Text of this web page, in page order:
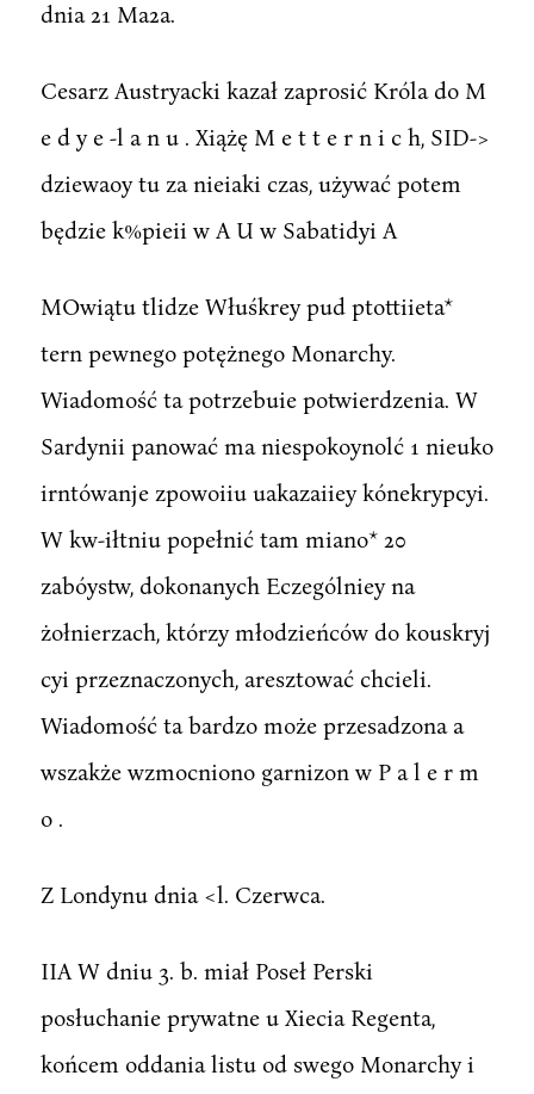
dnia 21 Ma2a.
Cesarz Austryacki kazał zaprosić Króla do M
e d y e -l a n u . Xiążę M e t t e r n i c h, SID->
dziewaoy tu za nieiaki czas, używać potem
będzie k%pieii w A U w Sabatidyi A
MOwiątu tlidze Włuśkrey pud ptottiieta*
tern pewnego potężnego Monarchy.
Wiadomość ta potrzebuie potwierdzenia. W
Sardynii panować ma niespokoynolć 1 nieuko
irntówanje zpowoiiu uakazaiiey kónekrypcyi.
W kw-iłtniu popełnić tam miano* 20
zabóystw, dokonanych Eczególniey na
żołnierzach, którzy młodzieńców do kouskryj
cyi przeznaczonych, aresztować chcieli.
Wiadomość ta bardzo może przesadzona a
wszakże wzmocniono garnizon w P a l e r m
o .
Z Londynu dnia <l. Czerwca.
IIA W dniu 3. b. miał Poseł Perski
posłuchanie prywatne u Xiecia Regenta,
końcem oddania listu od swego Monarchy i